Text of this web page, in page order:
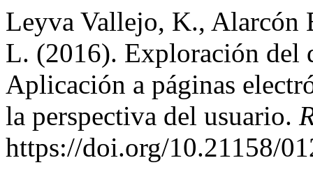
Leyva Vallejo, K., Alarcón
L. (2016). Exploración del
Aplicación a páginas
la perspectiva del usuario.
https://doi.org/10.21158/